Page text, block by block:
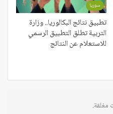
سوريا
تطبيق نتائج البكالوريا.. وزارة
التربية تطلق التطبيق الرسمي
للاستعلام عن النتائج
مغلقة.